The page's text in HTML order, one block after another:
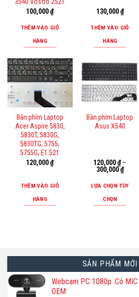
3540 Vostro 2521
100,000₫
THÊM VÀO GIỎ
HÀNG
130,000₫
THÊM VÀO GIỎ
HÀNG
Bàn phím Laptop
Acer Aspire 5830,
5830T, 5830G,
5830TG, 5755,
5755G, E1 521
120,000₫
THÊM VÀO GIỎ
HÀNG
Bàn phím Laptop
Asus X540
120,000₫–
300,000₫
LỰA CHỌN TÙY
CHỌN
nhiều
biến
thể.
SẢN PHẨM MỚI
Webcam PC 1080p. Có
OEM